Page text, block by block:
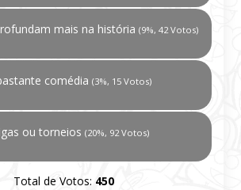
mais na história (9%, 42 Votos)
comédia (3%, 15 Votos)
ou torneios (20%, 92 Votos)
Total de Votos: 450